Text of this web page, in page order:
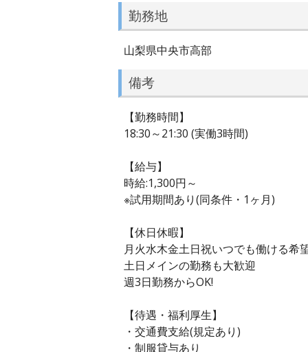
勤務地
山梨県中央市高部
備考
【勤務時間】
18:30～21:30 (実働3時間)
【給与】
時給:1,300円～
※試用期間あり(同条件・1ヶ月)
【休日休暇】
月火水木金土日祝いつでも働ける希
土日メインの勤務も大歓迎
週3日勤務からOK!
【待遇・福利厚生】
・交通費支給(規定あり)
・制服貸与あり